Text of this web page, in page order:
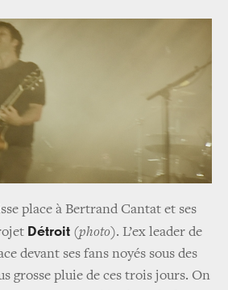
place à Bertrand Cantat et ses
Détroit (photo). L’ex leader de
devant ses fans noyés sous des
grosse pluie de ces trois jours. On